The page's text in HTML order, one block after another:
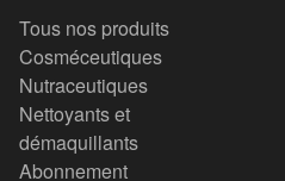
Tous nos produits
Cosméceutiques
Nutraceutiques
Nettoyants et
démaquillants
Abonnement